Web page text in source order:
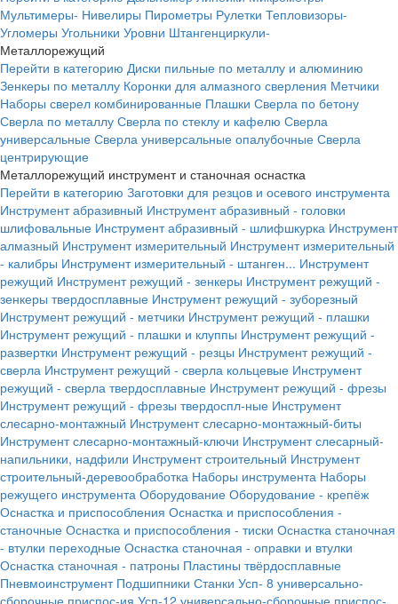
Мультимеры- Нивелиры Пирометры Рулетки Тепловизоры-
Угломеры Угольники Уровни Штангенциркули-
Металлорежущий
Перейти в категорию Диски пильные по металлу и алюминию
Зенкеры по металлу Коронки для алмазного сверления Метчики
Наборы сверел комбинированные Плашки Сверла по бетону
Сверла по металлу Сверла по стеклу и кафелю Сверла
универсальные Сверла универсальные опалубочные Сверла
центрирующие
Металлорежущий инструмент и станочная оснастка
Перейти в категорию Заготовки для резцов и осевого инструмента
Инструмент абразивный Инструмент абразивный - головки
шлифовальные Инструмент абразивный - шлифшкурка Инструмент
алмазный Инструмент измерительный Инструмент измерительный
- калибры Инструмент измерительный - штанген... Инструмент
режущий Инструмент режущий - зенкеры Инструмент режущий -
зенкеры твердосплавные Инструмент режущий - зуборезный
Инструмент режущий - метчики Инструмент режущий - плашки
Инструмент режущий - плашки и клуппы Инструмент режущий -
развертки Инструмент режущий - резцы Инструмент режущий -
сверла Инструмент режущий - сверла кольцевые Инструмент
режущий - сверла твердосплавные Инструмент режущий - фрезы
Инструмент режущий - фрезы твердоспл-ные Инструмент
слесарно-монтажный Инструмент слесарно-монтажный-биты
Инструмент слесарно-монтажный-ключи Инструмент слесарный-
напильники, надфили Инструмент строительный Инструмент
строительный-деревообработка Наборы инструмента Наборы
режущего инструмента Оборудование Оборудование - крепёж
Оснастка и приспособления Оснастка и приспособления -
станочные Оснастка и приспособления - тиски Оснастка станочная
- втулки переходные Оснастка станочная - оправки и втулки
Оснастка станочная - патроны Пластины твёрдосплавные
Пневмоинструмент Подшипники Станки Усп- 8 универсально-
сборочные приспос-ия Усп-12 универсально-сборочные приспос-